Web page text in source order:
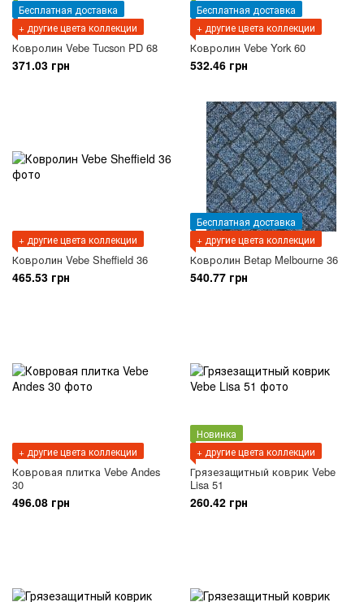
Бесплатная доставка
+ другие цвета коллекции
Ковролин Vebe Tucson PD 68
371.03 грн
Бесплатная доставка
+ другие цвета коллекции
Ковролин Vebe York 60
532.46 грн
+ другие цвета коллекции
Ковролин Vebe Sheffield 36
465.53 грн
Бесплатная доставка
+ другие цвета коллекции
Ковролин Betap Melbourne 36
540.77 грн
+ другие цвета коллекции
Ковровая плитка Vebe Andes
30
496.08 грн
Новинка
+ другие цвета коллекции
Грязезащитный коврик Vebe
Lisa 51
260.42 грн